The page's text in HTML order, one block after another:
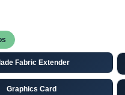
Fabric Extender
Graphics Card